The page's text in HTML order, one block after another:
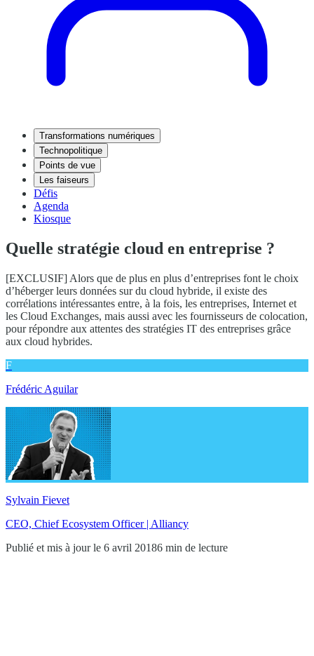
Transformations numériques
Technopolitique
Points de vue
Les faiseurs
Défis
Agenda
Kiosque
Quelle stratégie cloud en entreprise ?
[EXCLUSIF] Alors que de plus en plus d’entreprises font le choix
d’héberger leurs données sur du cloud hybride, il existe des
corrélations intéressantes entre, à la fois, les entreprises, Internet et
les Cloud Exchanges, mais aussi avec les fournisseurs de colocation,
pour répondre aux attentes des stratégies IT des entreprises grâce
aux cloud hybrides.
F
Frédéric Aguilar
Sylvain Fievet
CEO, Chief Ecosystem Officer | Alliancy
Publié et mis à jour le 6 avril 20186 min de lecture